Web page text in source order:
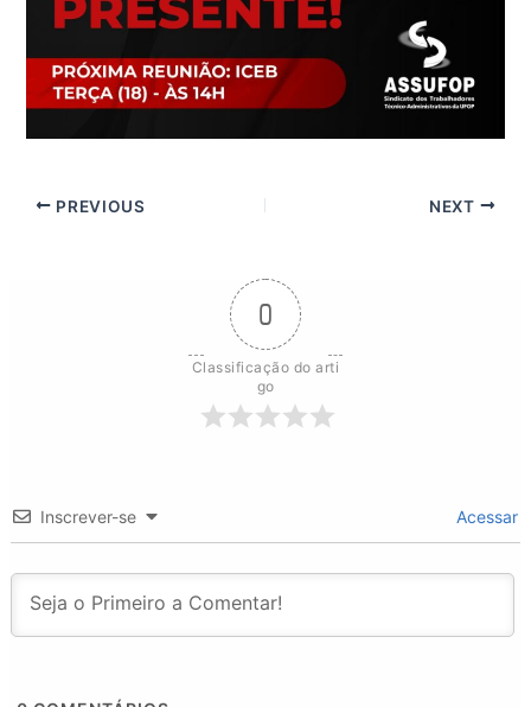
PREVIOUS NEXT
0
Classificação do arti
go
Inscrever-se Acessar